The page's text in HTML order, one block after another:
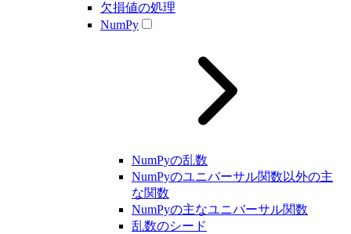
欠損値の処理
NumPy
NumPyの乱数
NumPyのユニバーサル関数以外の主
な関数
NumPyの主なユニバーサル関数
乱数のシード